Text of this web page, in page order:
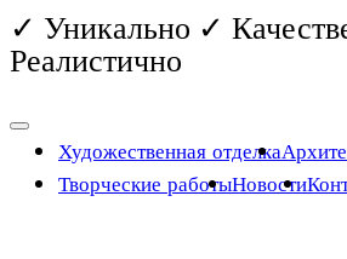
✓ Уникально ✓
Реалистично
Художественная отделка
Творческие работыНовости